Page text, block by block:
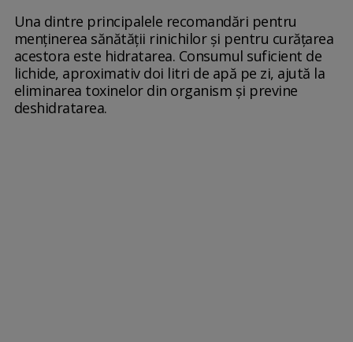
Una dintre principalele recomandări pentru
menținerea sănătății rinichilor și pentru curățarea
acestora este hidratarea. Consumul suficient de
lichide, aproximativ doi litri de apă pe zi, ajută la
eliminarea toxinelor din organism și previne
deshidratarea.